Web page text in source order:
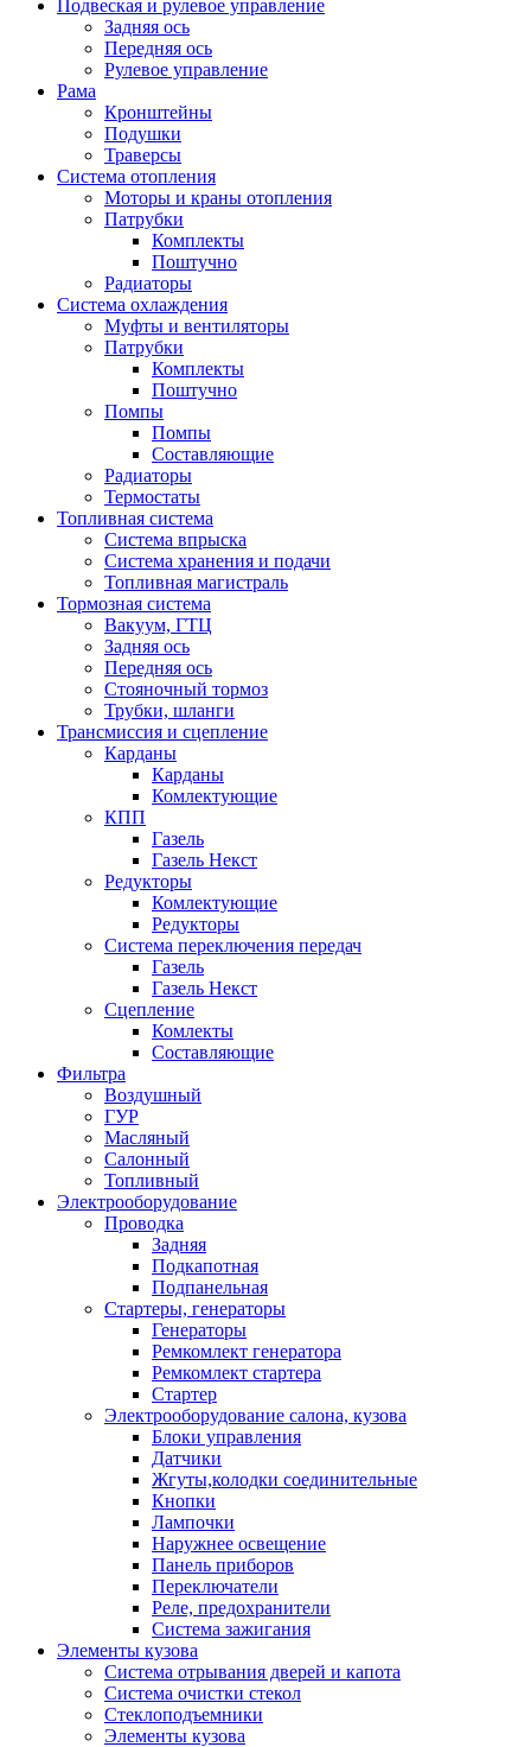
Подвеская и рулевое управление
Задняя ось
Передняя ось
Рулевое управление
Рама
Кронштейны
Подушки
Траверсы
Система отопления
Моторы и краны отопления
Патрубки
Комплекты
Поштучно
Радиаторы
Система охлаждения
Муфты и вентиляторы
Патрубки
Комплекты
Поштучно
Помпы
Помпы
Составляющие
Радиаторы
Термостаты
Топливная система
Система впрыска
Система хранения и подачи
Топливная магистраль
Тормозная система
Вакуум, ГТЦ
Задняя ось
Передняя ось
Стояночный тормоз
Трубки, шланги
Трансмиссия и сцепление
Карданы
Карданы
Комлектующие
КПП
Газель
Газель Некст
Редукторы
Комлектующие
Редукторы
Система переключения передач
Газель
Газель Некст
Сцепление
Комлекты
Составляющие
Фильтра
Воздушный
ГУР
Масляный
Салонный
Топливный
Электрооборудование
Проводка
Задняя
Подкапотная
Подпанельная
Стартеры, генераторы
Генераторы
Ремкомлект генератора
Ремкомлект стартера
Стартер
Электрооборудование салона, кузова
Блоки управления
Датчики
Жгуты,колодки соединительные
Кнопки
Лампочки
Наружнее освещение
Панель приборов
Переключатели
Реле, предохранители
Система зажигания
Элементы кузова
Система отрывания дверей и капота
Система очистки стекол
Стеклоподъемники
Элементы кузова